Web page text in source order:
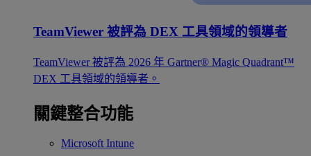
TeamViewer 被評為 DEX 工具領域的領導者
TeamViewer 被評為 2026 年 Gartner® Magic Quadrant™
DEX 工具領域的領導者。
關鍵整合功能
Microsoft Intune